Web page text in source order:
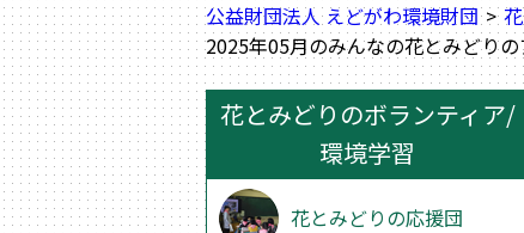
公益財団法人 えどがわ環境財団
2025年05月のみんなの花とみどり
花とみどりのボランティア/
環境学習
花とみどりの応援団